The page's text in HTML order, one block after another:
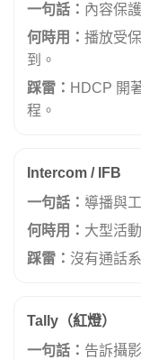
一句話： 內容保
何時用： 播放受
到。
踩雷： HDCP 開
程。
Intercom / IFB
一句話： 導播與
何時用： 大型活
踩雷： 沒有通話
Tally（紅燈）
一句話： 告訴攝